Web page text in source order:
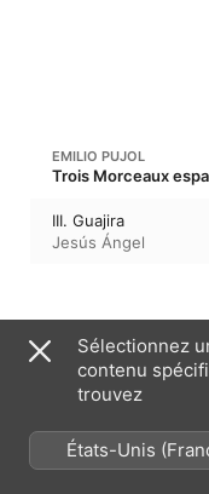
EMILIO PUJOL
Trois Morceaux
III. Guajira
Jesús Ángel
1 morceau, 3 minutes
℗ 2022 Jesús Ángel
Kuldrah
Sélectionnez
contenu
trouvez
États-Unis
France)